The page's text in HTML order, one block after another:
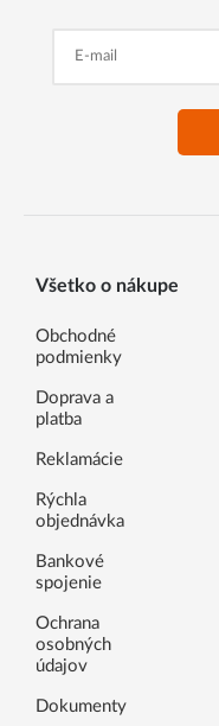
Všetko o nákupe
Obchodné
podmienky
Doprava a
platba
Reklamácie
Rýchla
objednávka
Bankové
spojenie
Ochrana
osobných
údajov
Dokumenty